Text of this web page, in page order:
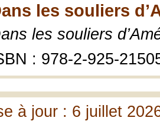
les souliers
les souliers
: 978-2-925-
à jour : 6 juillet